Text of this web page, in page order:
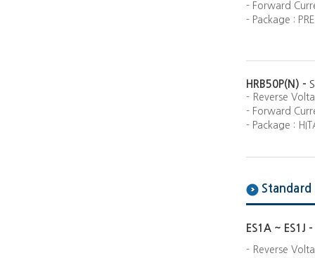
- Forward
- Package :
HRB50P(N) -
- Reverse
- Forward
- Package :
ES1A ~ ES1J -
- Reverse